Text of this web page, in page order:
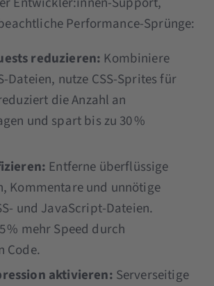
Performance-Sprünge:
reduzieren: Kombiniere
Dateien, nutze CSS-Sprites für
die Anzahl an
und spart bis zu 30 %
Entferne überflüssige
Kommentare und unnötige
und JavaScript-Dateien.
% mehr Speed durch
Code.
aktivieren: Serverseitige